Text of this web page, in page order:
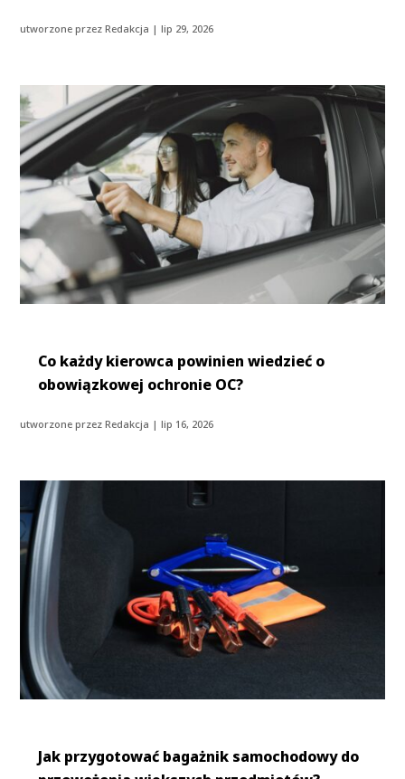
utworzone przezRedakcja |lip 29, 2026
Co każdy kierowca powinien wiedzieć o
obowiązkowej ochronie OC?
utworzone przezRedakcja |lip 16, 2026
Jak przygotować bagażnik samochodowy do